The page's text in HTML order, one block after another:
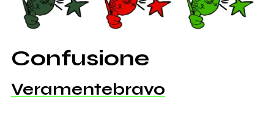
Confusione
Veramentebravo